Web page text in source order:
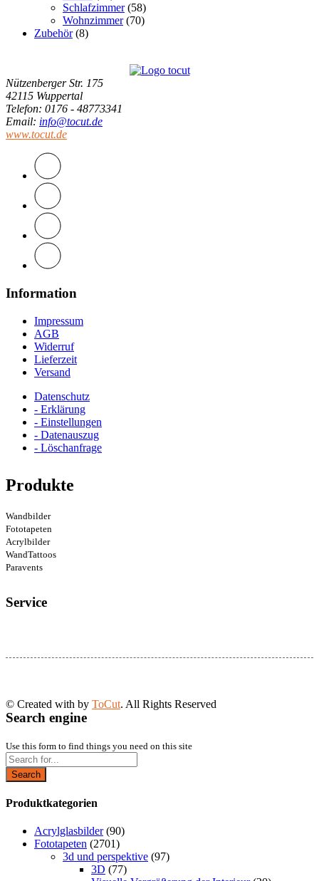
Schlafzimmer (58)
Wohnzimmer (70)
Zubehör (8)
Nützenberger Str. 175
42115 Wuppertal
Telefon: 0176 - 48773341
Email: info@tocut.de
www.tocut.de
Information
Impressum
AGB
Widerruf
Lieferzeit
Versand
Datenschutz
- Erklärung
- Einstellungen
- Datenauszug
- Löschanfrage
Produkte
Wandbilder
Fototapeten
Acrylbilder
WandTattoos
Paravents
Service
© Created with by ToCut. All Rights Reserved
Search engine
Use this form to find things you need on this site
Search
Produktkategorien
Acrylglasbilder (90)
Fototapeten (2701)
3d und perspektive (97)
3D (77)